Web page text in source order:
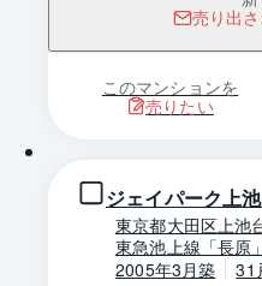
売り出
このマンションを
売りたい
ジェイパーク上
東京都大田区上池
東急池上線「長原
2005年3月築
31